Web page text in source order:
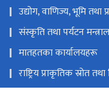
उद्योग, वाणिज्य, भूमि तथा
संस्कृति तथा पर्यटन
मातहतका कार्यालयहरू
राष्ट्रिय प्राकृतिक स्रोत